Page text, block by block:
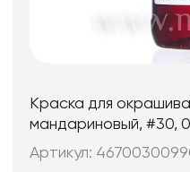
Краска для
мандариновый, #30,
Артикул: